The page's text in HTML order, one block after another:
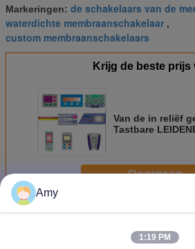
Markeringen: de schakelaars van de
waterdichte membraanschakelaar ,
custom membraanschakelaars
Krijg de beste prijs
Van de in reliëf
Tastbare
Kleefstof
Doorgaan
MeerMetalen koepel membraan
Amy
1:19 PM